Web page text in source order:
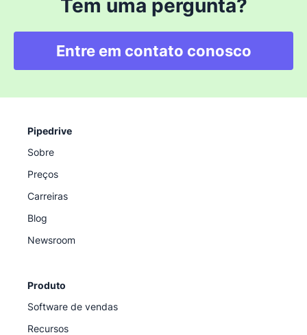
Tem uma pergunta?
Entre em contato conosco
Pipedrive
Sobre
Preços
Carreiras
Blog
Newsroom
Produto
Software de vendas
Recursos